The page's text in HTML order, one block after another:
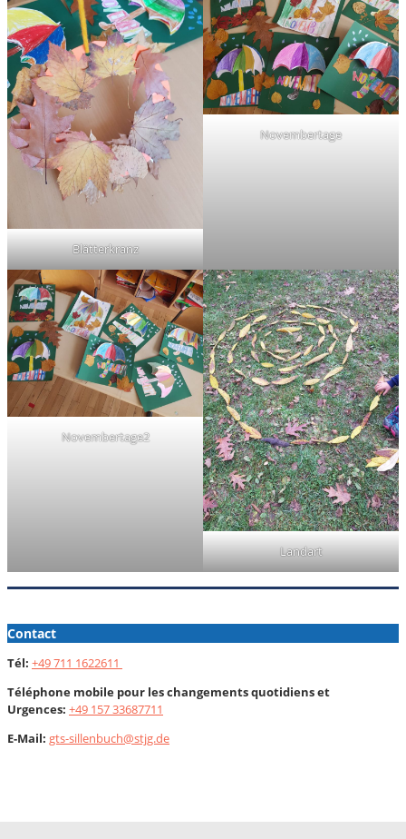
Blätterkranz
Novembertage
Novembertage2
Landart
Contact
Tél: +49 711 1622611
Téléphone mobile pour les changements quotidiens et
Urgences: +49 157 33687711
E-Mail: gts-sillenbuch@stjg.de